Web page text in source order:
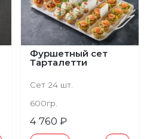
Фуршетный сет
Тарталетти
Сет 24 шт.
600гр.
4 760 ₽